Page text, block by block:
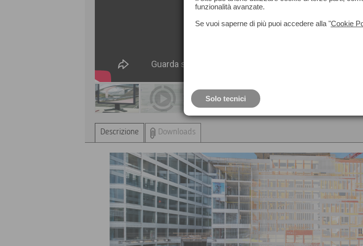
Descrizione Downloads
funzionalità avanzate.
Se vuoi saperne di più puoi accedere alla "Cookie
Solo tecnici